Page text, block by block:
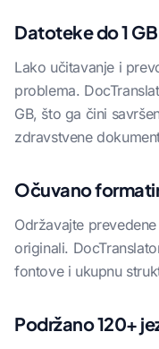
Datoteke do 1 GB
Lako učitavanje i
problema.
GB, što ga čini
zdravstvene
Očuvano
Održavajte
originali.
fontove i ukupnu
Podržano 120+